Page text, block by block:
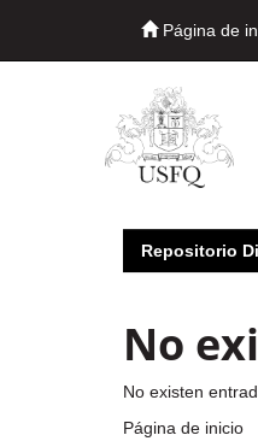
Página de
Repositorio
No
No existen
Página de inicio